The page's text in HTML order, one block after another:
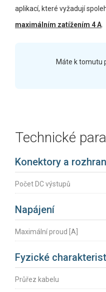
aplikací, které vyžadují
maximálním zatížením 4 A
Máte k tomutu
Technické
Konektory a
Počet DC výstupů
Napájení
Maximální proud [A]
Fyzické
Průřez kabelu